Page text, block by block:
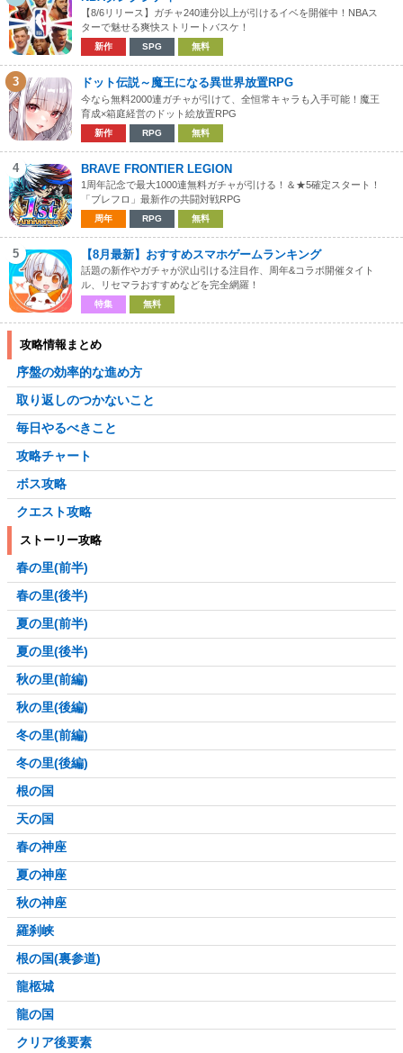
【8/6リリース】ガチャ240連分以上が引けるイベを開催中！NBAス
ターで魅せる爽快ストリートバスケ！
新作 SPG 無料
3 ドット伝説～魔王になる異世界放置RPG
今なら無料2000連ガチャが引けて、全恒常キャラも入手可能！魔王
育成×箱庭経営のドット絵放置RPG
新作 RPG 無料
4 BRAVE FRONTIER LEGION
1周年記念で最大1000連無料ガチャが引ける！＆★5確定スタート！
「ブレフロ」最新作の共闘対戦RPG
周年 RPG 無料
5 【8月最新】おすすめスマホゲームランキング
話題の新作やガチャが沢山引ける注目作、周年&コラボ開催タイト
ル、リセマラおすすめなどを完全網羅！
特集 無料
攻略情報まとめ
序盤の効率的な進め方
取り返しのつかないこと
毎日やるべきこと
攻略チャート
ボス攻略
クエスト攻略
ストーリー攻略
春の里(前半)
春の里(後半)
夏の里(前半)
夏の里(後半)
秋の里(前編)
秋の里(後編)
冬の里(前編)
冬の里(後編)
根の国
天の国
春の神座
夏の神座
秋の神座
羅刹峡
根の国(裏参道)
龍柩城
龍の国
クリア後要素